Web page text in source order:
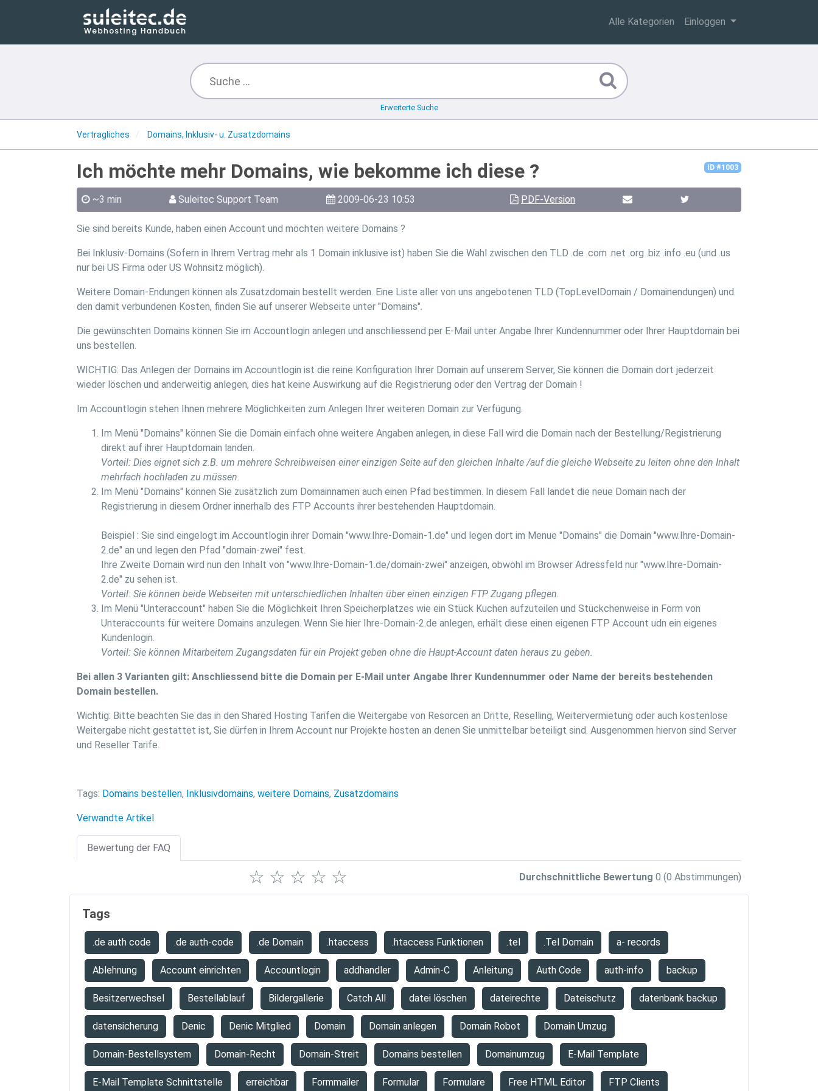
Alle Kategorien Einloggen
Erweiterte Suche
Vertragliches Domains, Inklusiv- u. Zusatzdomains
ID #1003
Ich möchte mehr Domains, wie bekomme ich diese ?
~3 min Suleitec Support Team 2009-06-23 10:53 PDF-Version
Sie sind bereits Kunde, haben einen Account und möchten weitere Domains ?
Bei Inklusiv-Domains (Sofern in Ihrem Vertrag mehr als 1 Domain inklusive ist) haben Sie die Wahl zwischen den TLD .de .com .net .org .biz .info .eu (und .us
nur bei US Firma oder US Wohnsitz möglich).
Weitere Domain-Endungen können als Zusatzdomain bestellt werden. Eine Liste aller von uns angebotenen TLD (TopLevelDomain / Domainendungen) und
den damit verbundenen Kosten, finden Sie auf unserer Webseite unter "Domains".
Die gewünschten Domains können Sie im Accountlogin anlegen und anschliessend per E-Mail unter Angabe Ihrer Kundennummer oder Ihrer Hauptdomain bei
uns bestellen.
WICHTIG: Das Anlegen der Domains im Accountlogin ist die reine Konfiguration Ihrer Domain auf unserem Server, Sie können die Domain dort jederzeit
wieder löschen und anderweitig anlegen, dies hat keine Auswirkung auf die Registrierung oder den Vertrag der Domain !
Im Accountlogin stehen Ihnen mehrere Möglichkeiten zum Anlegen Ihrer weiteren Domain zur Verfügung.
Im Menü "Domains" können Sie die Domain einfach ohne weitere Angaben anlegen, in diese Fall wird die Domain nach der Bestellung/Registrierung
direkt auf ihrer Hauptdomain landen.
Vorteil: Dies eignet sich z.B. um mehrere Schreibweisen einer einzigen Seite auf den gleichen Inhalte /auf die gleiche Webseite zu leiten ohne den Inhalt
mehrfach hochladen zu müssen.
Im Menü "Domains" können Sie zusätzlich zum Domainnamen auch einen Pfad bestimmen. In diesem Fall landet die neue Domain nach der
Registrierung in diesem Ordner innerhalb des FTP Accounts ihrer bestehenden Hauptdomain.
Beispiel : Sie sind eingelogt im Accountlogin ihrer Domain "www.Ihre-Domain-1.de" und legen dort im Menue "Domains" die Domain "www.Ihre-Domain-
2.de" an und legen den Pfad "domain-zwei" fest.
Ihre Zweite Domain wird nun den Inhalt von "www.Ihre-Domain-1.de/domain-zwei" anzeigen, obwohl im Browser Adressfeld nur "www.Ihre-Domain-
2.de" zu sehen ist.
Vorteil: Sie können beide Webseiten mit unterschiedlichen Inhalten über einen einzigen FTP Zugang pflegen.
Im Menü "Unteraccount" haben Sie die Möglichkeit Ihren Speicherplatzes wie ein Stück Kuchen aufzuteilen und Stückchenweise in Form von
Unteraccounts für weitere Domains anzulegen. Wenn Sie hier Ihre-Domain-2.de anlegen, erhält diese einen eigenen FTP Account udn ein eigenes
Kundenlogin.
Vorteil: Sie können Mitarbeitern Zugangsdaten für ein Projekt geben ohne die Haupt-Account daten heraus zu geben.
Bei allen 3 Varianten gilt: Anschliessend bitte die Domain per E-Mail unter Angabe Ihrer Kundennummer oder Name der bereits bestehenden
Domain bestellen.
Wichtig: Bitte beachten Sie das in den Shared Hosting Tarifen die Weitergabe von Resorcen an Dritte, Reselling, Weitervermietung oder auch kostenlose
Weitergabe nicht gestattet ist, Sie dürfen in Ihrem Account nur Projekte hosten an denen Sie unmittelbar beteiligt sind. Ausgenommen hiervon sind Server
und Reseller Tarife.
Tags: Domains bestellen, Inklusivdomains, weitere Domains, Zusatzdomains
Verwandte Artikel
Bewertung der FAQ
☆
☆
☆
☆
☆ Durchschnittliche Bewertung 0 (0 Abstimmungen)
Tags
.de auth code .de auth-code .de Domain .htaccess .htaccess Funktionen .tel .Tel Domain a- records
Ablehnung Account einrichten Accountlogin addhandler Admin-C Anleitung Auth Code auth-info backup
Besitzerwechsel Bestellablauf Bildergallerie Catch All datei löschen dateirechte Dateischutz datenbank backup
datensicherung Denic Denic Mitglied Domain Domain anlegen Domain Robot Domain Umzug
Domain-Bestellsystem Domain-Recht Domain-Streit Domains bestellen Domainumzug E-Mail Template
E-Mail Template Schnittstelle erreichbar Formmailer Formular Formulare Free HTML Editor FTP Clients